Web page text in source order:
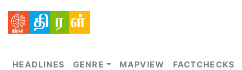
HEADLINES GENRE MAPVIEW FACTCHECKS